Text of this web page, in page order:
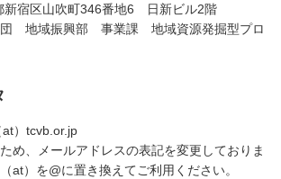
宿区山吹町346番地6 日新ビル2階
団 地域振興部 事業課 地域資源発掘型プロ
at）tcvb.or.jp
め、メールアドレスの表記を変更しておりま
at）を@に置き換えてご利用ください。